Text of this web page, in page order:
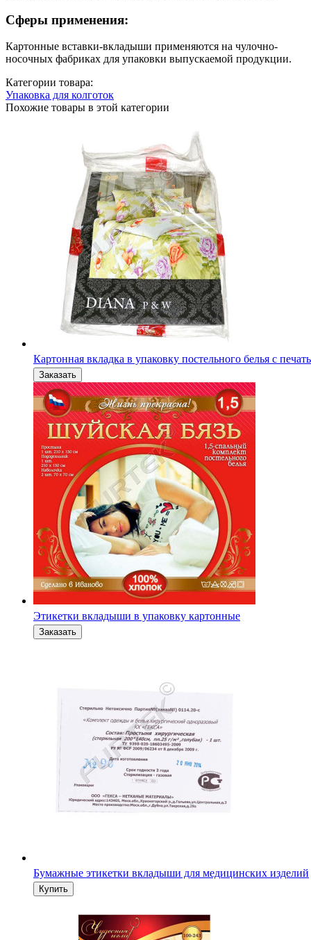
Сферы применения:
Картонные вставки-вкладыши применяются на чулочно-
носочных фабриках для упаковки выпускаемой продукции.
Категории товара:
Упаковка для колготок
Похожие товары в этой категории
Картонная вкладка в упаковку постельного белья с
Этикетки вкладыши в упаковку картонные
Бумажные этикетки вкладыши для медицинских изделий